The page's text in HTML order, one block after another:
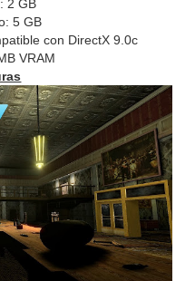
2 GB
5 GB
con DirectX 9.0c
VRAM